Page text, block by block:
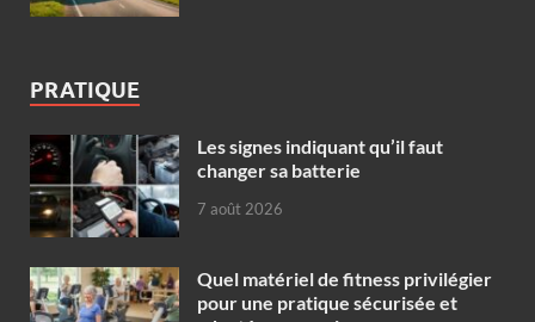
PRATIQUE
Les signes indiquant qu’il faut
changer sa batterie
7 août 2026
Quel matériel de fitness privilégier
pour une pratique sécurisée et